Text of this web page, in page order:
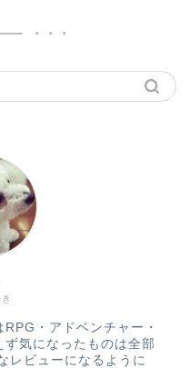
・アドベンチャー・
気になったものは全部
レビューになるように